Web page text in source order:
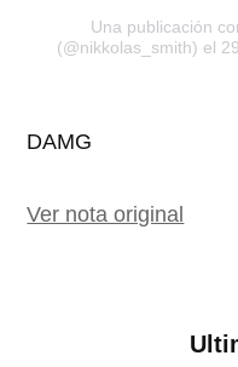
Una publicación
(@nikkolas_smith) el
DAMG
Ver nota original